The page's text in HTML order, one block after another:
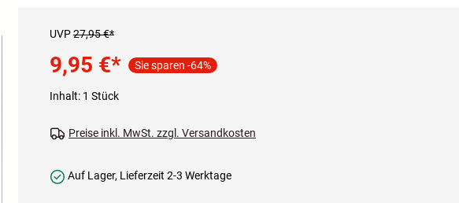
UVP27,95 €*
9,95 €* Sie sparen -64%
Inhalt: 1 Stück
Preise inkl. MwSt. zzgl. Versandkosten
Auf Lager, Lieferzeit 2-3 Werktage